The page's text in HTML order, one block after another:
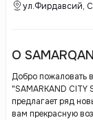
ул.Фирдавсий,
О
Добро пожаловать
"SAMARKAND
предлагает ряд
вам прекрасную